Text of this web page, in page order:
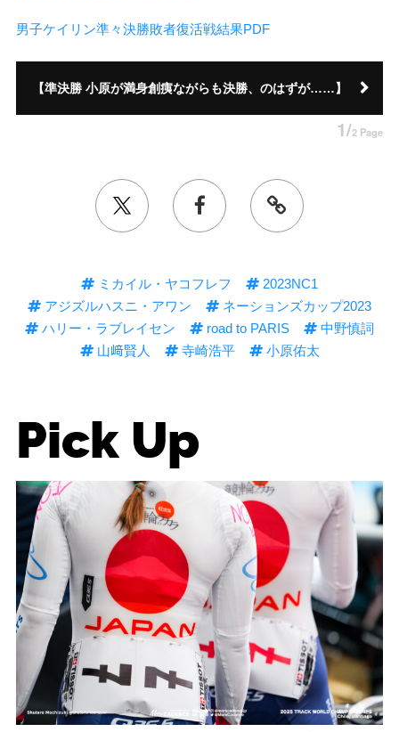
男子ケイリン準々決勝敗者復活戦結果PDF
【準決勝 小原が満身創痍ながらも決勝、のはずが……】
1/2 Page
ミカイル・ヤコフレフ
2023NC1
アジズルハスニ・アワン
ネーションズカップ2023
ハリー・ラブレイセン
road to PARIS
中野慎詞
山﨑賢人
寺崎浩平 小原佑太
Pick Up